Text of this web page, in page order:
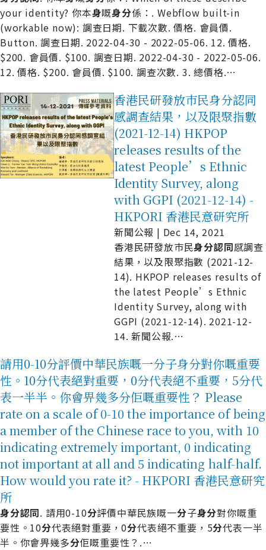
your identity? 你本身嘅身分係：. Webflow built-in
(workable now): 調查日期. 下載次數. 價格. 會員價.
Button. 調查日期. 2022-04-30 - 2022-05-06. 12. 價格.
$200. 會員價. $100. 調查日期. 2022-04-30 - 2022-05-06.
12. 價格. $200. 會員價. $100. 調查次數. 3. 總價格.…
香港民研發放巿民身分認同
感調查結果，以及限聚指數
(2021-12-14) HKPOP
releases results of the
latest People’s Ethnic
Identity Survey, along
with GGPI (2021-12-14) -
HKPORI 香港民意研究所
新聞公報 | Dec 14, 2021
香港民研發放巿民身分認同感調查
結果，以及限聚指數 (2021-12-
14). HKPOP releases results of
the latest People’s Ethnic
Identity Survey, along with
GGPI (2021-12-14). 2021-12-
14. 新聞公報.…
請用0-10分評價中華民族嘅一分子身分對你嘅重要
性。10分代表絕對重要，0分代表絕不重要，5分代
表一半半。你會畀幾多分佢嘅重要性？ Please
rate on a scale of 0-10 the importance of being
a member of the Chinese race to you, with 10
indicating extremely important, 0 indicating
not important at all and 5 indicating half-half.
How would you rate it? - HKPORI 香港民意研究
所
身分認同. 請用0-10分評價中華民族嘅一分子身分對你嘅重
要性。10分代表絕對重要，0分代表絕不重要，5分代表一半
半。你會畀幾多分佢嘅重要性？.…